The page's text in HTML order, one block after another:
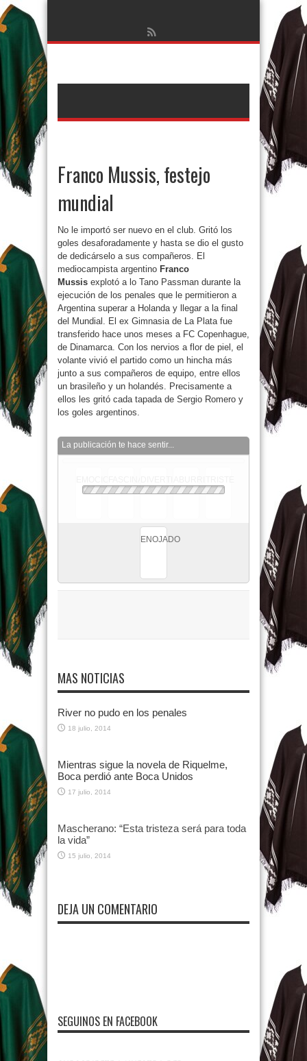
Franco Mussis, festejo
mundial
No le importó ser nuevo en el club. Gritó los
goles desaforadamente y hasta se dio el gusto
de dedicárselo a sus compañeros. El
mediocampista argentino Franco
Mussis explotó a lo Tano Passman durante la
ejecución de los penales que le permitieron a
Argentina superar a Holanda y llegar a la final
del Mundial. El ex Gimnasia de La Plata fue
transferido hace unos meses a FC Copenhague,
de Dinamarca. Con los nervios a flor de piel, el
volante vivió el partido como un hincha más
junto a sus compañeros de equipo, entre ellos
un brasileño y un holandés. Precisamente a
ellos les gritó cada tapada de Sergio Romero y
los goles argentinos.
La publicación te hace sentir...
ENOJADO
MAS NOTICIAS
River no pudo en los penales
18 julio, 2014
Mientras sigue la novela de Riquelme,
Boca perdió ante Boca Unidos
17 julio, 2014
Mascherano: “Esta tristeza será para toda
la vida”
15 julio, 2014
DEJA UN COMENTARIO
SEGUINOS EN FACEBOOK